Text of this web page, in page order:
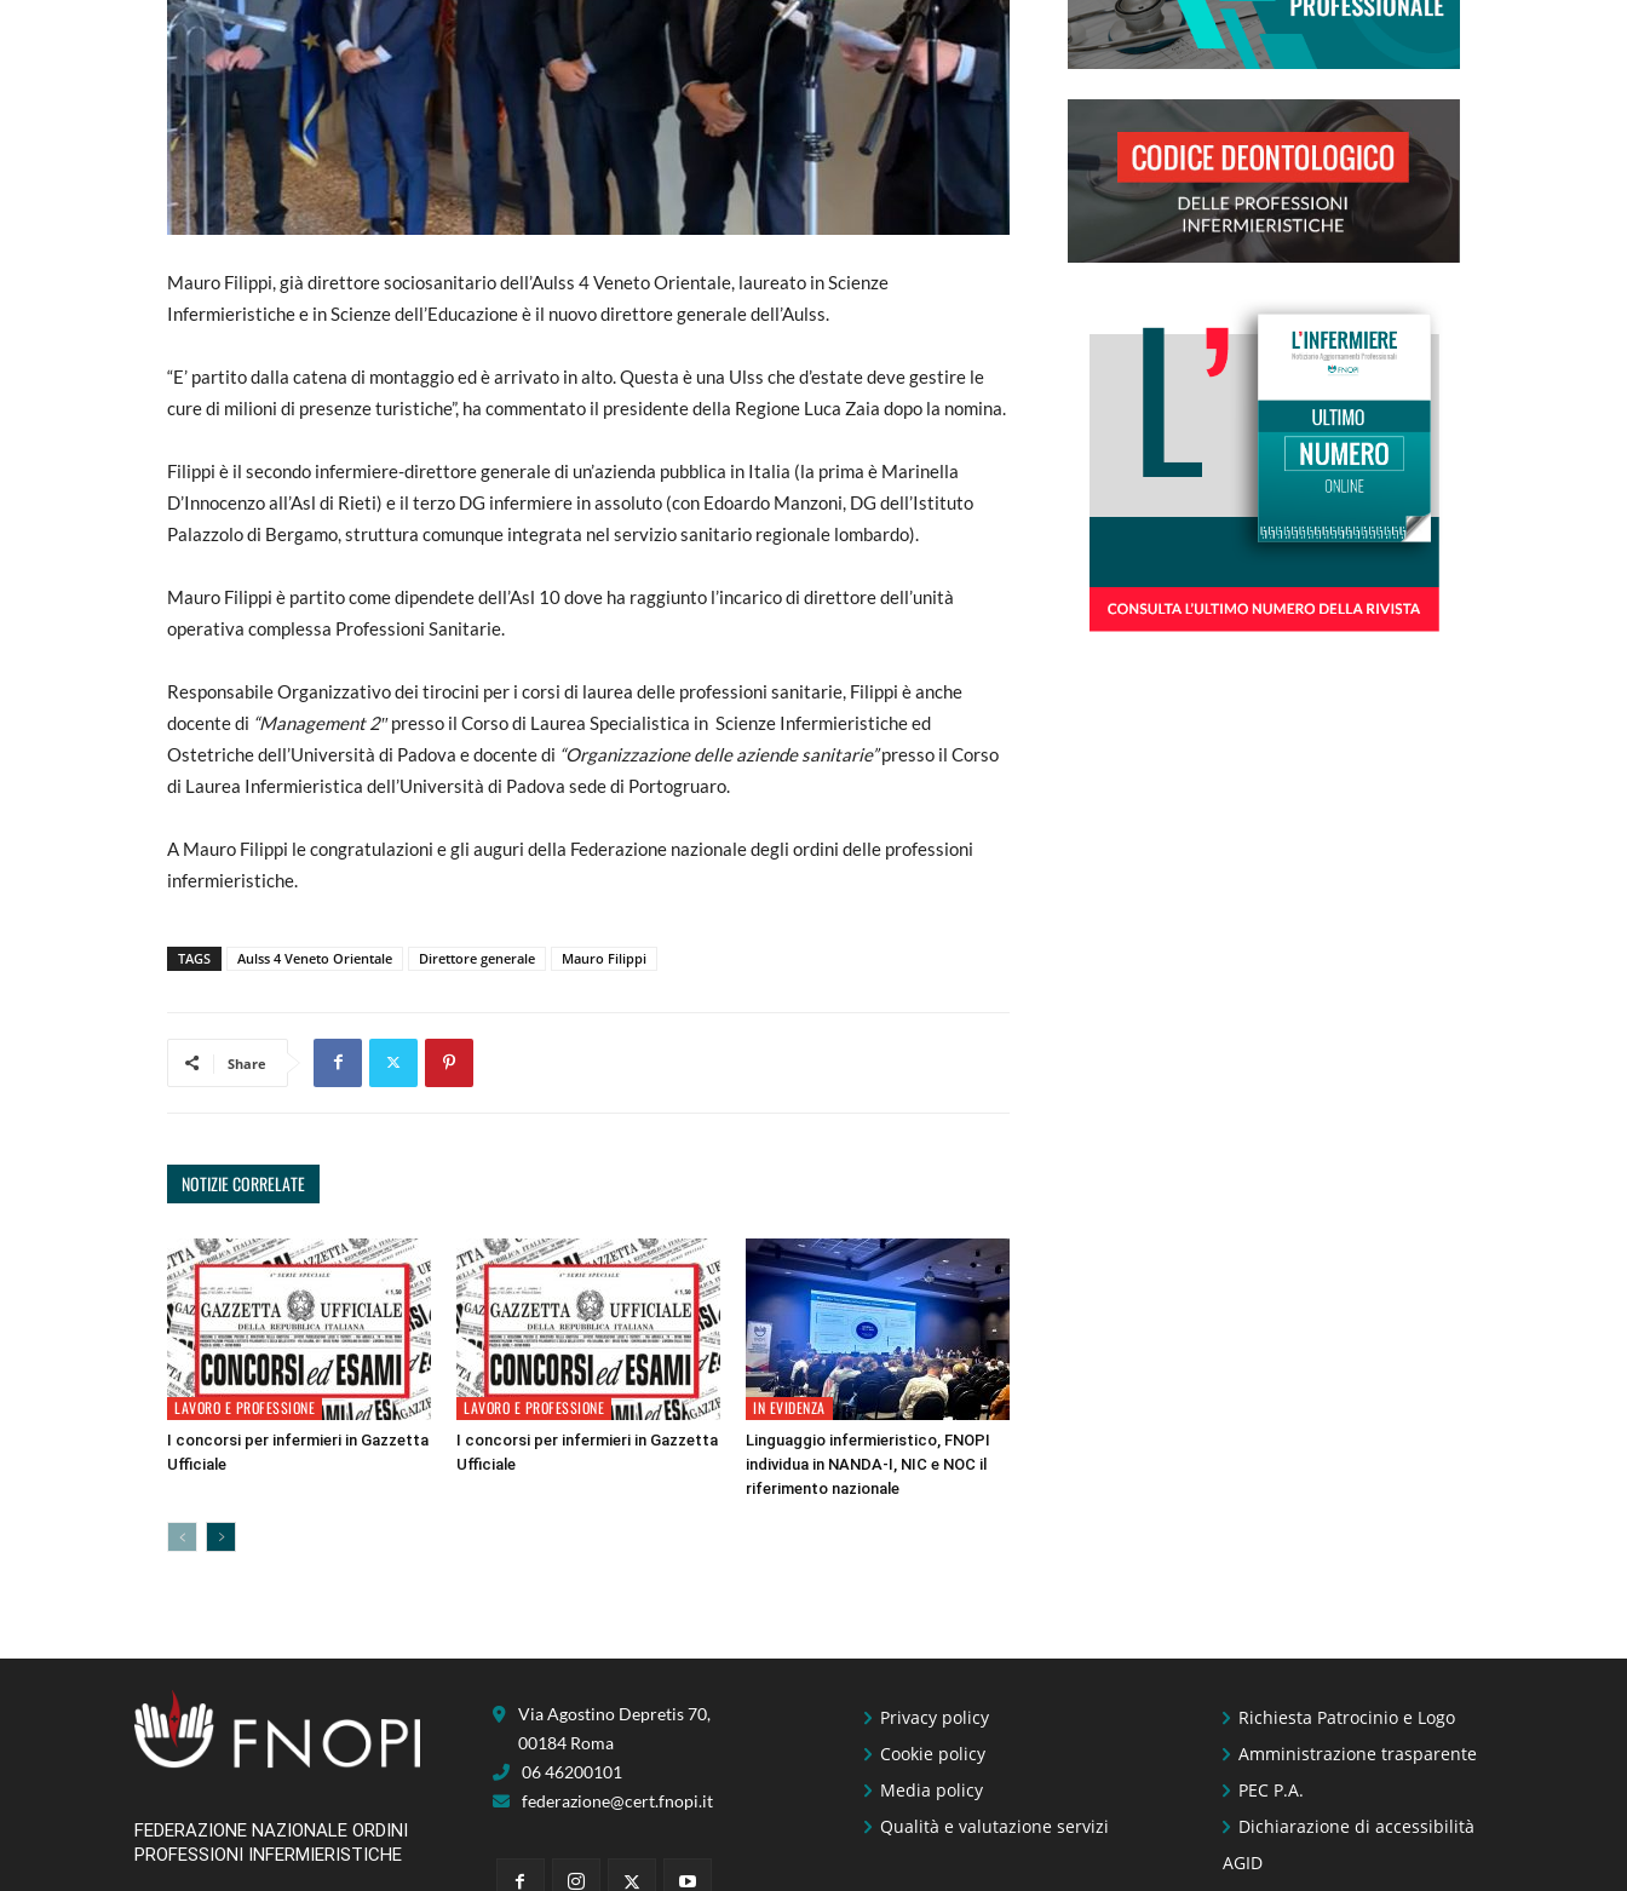
Mauro Filippi, già direttore sociosanitario dell’Aulss 4 Veneto Orientale, laureato in Scienze
Infermieristiche e in Scienze dell’Educazione è il nuovo direttore generale dell’Aulss.
“E’ partito dalla catena di montaggio ed è arrivato in alto. Questa è una Ulss che d’estate deve gestire le
cure di milioni di presenze turistiche”, ha commentato il presidente della Regione Luca Zaia dopo la nomina.
Filippi è il secondo infermiere-direttore generale di un’azienda pubblica in Italia (la prima è Marinella
D’Innocenzo all’Asl di Rieti) e il terzo DG infermiere in assoluto (con Edoardo Manzoni, DG dell’Istituto
Palazzolo di Bergamo, struttura comunque integrata nel servizio sanitario regionale lombardo).
Mauro Filippi è partito come dipendete dell’Asl 10 dove ha raggiunto l’incarico di direttore dell’unità
operativa complessa Professioni Sanitarie.
Responsabile Organizzativo dei tirocini per i corsi di laurea delle professioni sanitarie, Filippi è anche
docente di “Management 2″presso il Corso di Laurea Specialistica in Scienze Infermieristiche ed
Ostetriche dell’Università di Padova e docente di “Organizzazione delle aziende sanitarie”presso il Corso
di Laurea Infermieristica dell’Università di Padova sede di Portogruaro.
A Mauro Filippi le congratulazioni e gli auguri della Federazione nazionale degli ordini delle professioni
infermieristiche.
TAGS Aulss 4 Veneto Orientale Direttore generale Mauro Filippi
Share
NOTIZIE CORRELATE
LAVORO E PROFESSIONE
I concorsi per infermieri in Gazzetta
Ufficiale
LAVORO E PROFESSIONE
I concorsi per infermieri in Gazzetta
Ufficiale
IN EVIDENZA
Linguaggio infermieristico, FNOPI
individua in NANDA-I, NIC e NOC il
riferimento nazionale
FEDERAZIONE NAZIONALE ORDINI
PROFESSIONI INFERMIERISTICHE
Via Agostino Depretis 70,
00184 Roma
06 46200101
federazione@cert.fnopi.it
Privacy policy
Cookie policy
Media policy
Qualità e valutazione servizi
Richiesta Patrocinio e Logo
Amministrazione trasparente
PEC P.A.
Dichiarazione di accessibilità
AGID